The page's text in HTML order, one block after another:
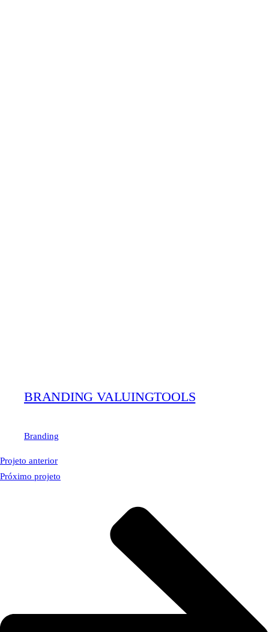
BRANDING VALUINGTOOLS
Branding
Projeto anterior
Próximo projeto